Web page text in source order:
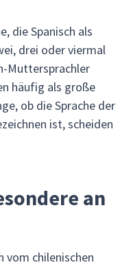
die Spanisch als
drei oder viermal
Muttersprachler
häufig als große
ob die Sprache der
ist, scheiden
an
vom chilenischen